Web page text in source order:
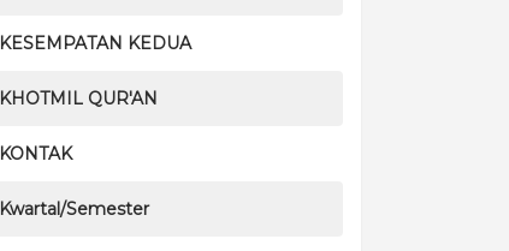
KESEMPATAN KEDUA
KHOTMIL QUR'AN
KONTAK
Kwartal/Semester